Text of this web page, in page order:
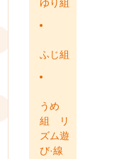
ゆり組
ふじ組
うめ
組 リ
ズム遊
び·線